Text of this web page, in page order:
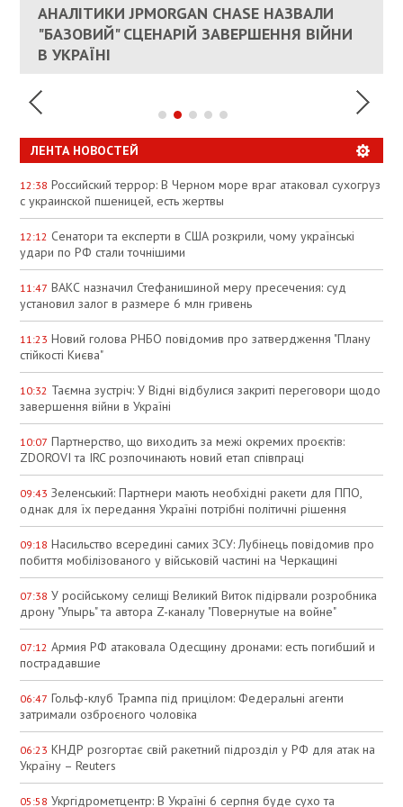
КАНДИДАТ В ПРЕМЬЕРЫ ПОЛЬШИ ПРИЗВАЛ
ЕС ПРЕКРАТИТЬ ВОЕННУЮ ПОМОЩЬ
УКРАИНЕ
АНАЛІТИКИ JPMORGAN CHASE НАЗВАЛИ
"БАЗОВИЙ" СЦЕНАРІЙ ЗАВЕРШЕННЯ ВІЙНИ
В УКРАЇНІ
РЮТТЕ
ПАЛИВНИЙ РИНОК РОЗІГРІЛИ ШТУЧНО:
АНАЛІТИКИ ЗВИНУВАТИЛИ АЗС У
СПЕКУЛЯЦІЇ
ЛЕНТА НОВОСТЕЙ
12:38 Российский террор: В Черном море враг атаковал сухогруз
с украинской пшеницей, есть жертвы
12:12 Сенатори та експерти в США розкрили, чому українські
удари по РФ стали точнішими
11:47 ВАКС назначил Стефанишиной меру пресечения: суд
установил залог в размере 6 млн гривень
11:23 Новий голова РНБО повідомив про затвердження "Плану
стійкості Києва"
10:32 Таємна зустріч: У Відні відбулися закриті переговори щодо
завершення війни в Україні
10:07 Партнерство, що виходить за межі окремих проєктів:
ZDOROVI та IRC розпочинають новий етап співпраці
09:43 Зеленський: Партнери мають необхідні ракети для ППО,
однак для їх передання Україні потрібні політичні рішення
09:18 Насильство всередині самих ЗСУ: Лубінець повідомив про
побиття мобілізованого у військовій частині на Черкащині
07:38 У російському селищі Великий Виток підірвали розробника
дрону "Упырь" та автора Z-каналу "Повернутые на войне"
07:12 Армия РФ атаковала Одесщину дронами: есть погибший и
пострадавшие
06:47 Гольф-клуб Трампа під прицілом: Федеральні агенти
затримали озброєного чоловіка
06:23 КНДР розгортає свій ракетний підрозділ у РФ для атак на
Україну – Reuters
05:58 Укргідрометцентр: В Україні 6 серпня буде сухо та